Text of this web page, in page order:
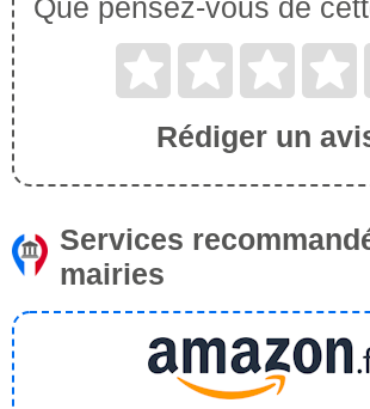
Que pensez-vous de
Rédiger un
Services
mairies